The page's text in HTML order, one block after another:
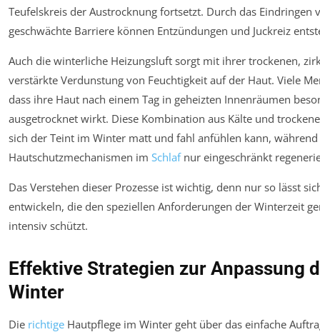
Teufelskreis der Austrocknung fortsetzt. Durch das Eindringen
geschwächte Barriere können Entzündungen und Juckreiz
Auch die winterliche Heizungsluft sorgt mit ihrer trockenen,
verstärkte Verdunstung von Feuchtigkeit auf der Haut. Viele
dass ihre Haut nach einem Tag in geheizten Innenräumen
ausgetrocknet wirkt. Diese Kombination aus Kälte und
sich der Teint im Winter matt und fahl anfühlen kann, während
Hautschutzmechanismen im Schlafnur eingeschränkt
Das Verstehen dieser Prozesse ist wichtig, denn nur so lässt
entwickeln, die den speziellen Anforderungen der Winterzeit
intensiv schützt.
Effektive Strategien zur Anpassung
Winter
Die richtige Hautpflege im Winter geht über das einfache